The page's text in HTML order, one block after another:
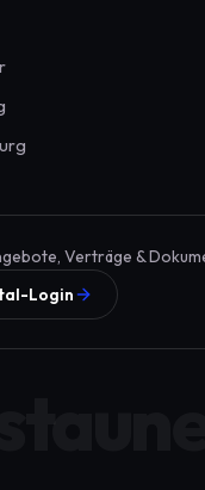
Verträge &
Login